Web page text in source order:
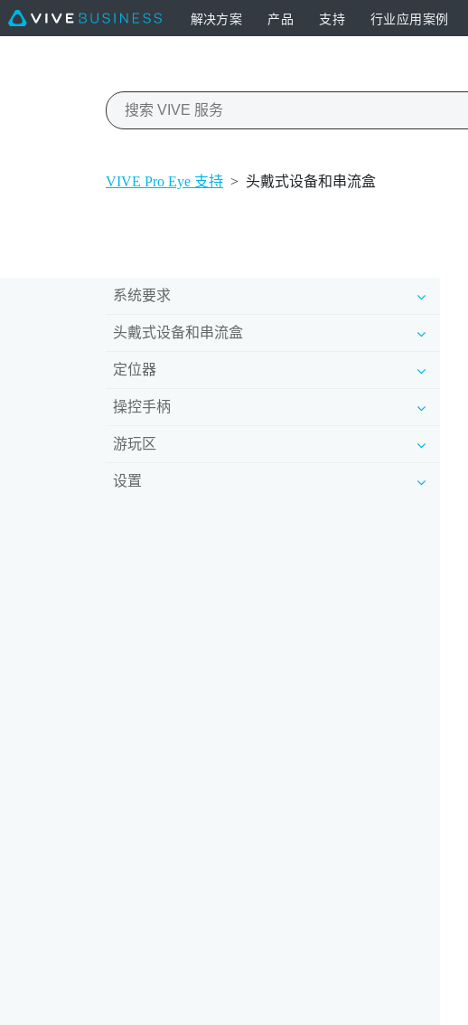
解决方案 产品 支持 行业应用案例
VIVE Pro Eye 支持 > 头戴式设备和串流盒
系统要求
头戴式设备和串流盒
定位器
操控手柄
游玩区
设置